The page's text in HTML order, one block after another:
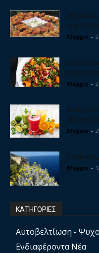
Maggie -
καρύδια,
Maggie -
Φτιάξε
&
Megeia -
Maggie -
ΚΑΤΗΓΟΡΙΕΣ
Αυτοβελτίωση -
Ενδιαφέροντα Νέα